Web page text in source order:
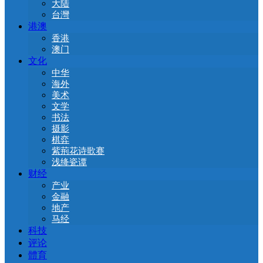
大陆
台灣
港澳
香港
澳门
文化
中华
海外
美术
文学
书法
摄影
棋弈
紫荊花诗歌赛
浅绛瓷谭
财经
产业
金融
地产
马经
科技
评论
體育